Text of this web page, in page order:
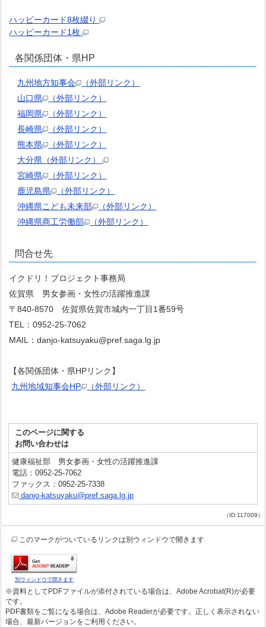
ハッピーカード8枚綴り
ハッピーカード1枚
各関係団体・県HP
九州地方知事会
（外部リンク）
山口県
（外部リンク）
福岡県
（外部リンク）
長崎県
（外部リンク）
熊本県
（外部リンク）
大分県（外部リンク）
宮崎県
（外部リンク）
鹿児島県
（外部リンク）
沖縄県こども未来部
（外部リンク）
沖縄県商工労働部
（外部リンク）
問合せ先
イクドリ！プロジェクト事務局
佐賀県 男女参画・女性の活躍推進課
〒840-8570 佐賀県佐賀市城内一丁目1番59号
TEL：0952-25-7062
MAIL：danjo-katsuyaku@pref.saga.lg.jp
【各関係団体・県HPリンク】
九州地域知事会HP
（外部リンク）
このページに関する
お問い合わせは
健康福祉部 男女参画・女性の活躍推進課
電話：0952-25-7062
ファックス：0952-25-7338
danjo-katsuyaku@pref.saga.lg.jp
（ID:117009）
このマークがついているリンクは別ウィンドウで開きます
別ウィンドウで開きます
※資料としてPDFファイルが添付されている場合は、Adobe Acrobat(R)が必要
です。
PDF書類をご覧になる場合は、Adobe Readerが必要です。正しく表示されない
場合、最新バージョンをご利用ください。